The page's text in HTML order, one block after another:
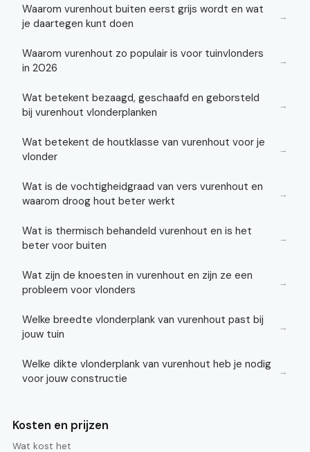
Waarom vurenhout buiten eerst grijs wordt en wat
je daartegen kunt doen
→
Waarom vurenhout zo populair is voor tuinvlonders
in 2026
→
Wat betekent bezaagd, geschaafd en geborsteld
bij vurenhout vlonderplanken
→
Wat betekent de houtklasse van vurenhout voor je
vlonder
→
Wat is de vochtigheidgraad van vers vurenhout en
waarom droog hout beter werkt
→
Wat is thermisch behandeld vurenhout en is het
beter voor buiten
→
Wat zijn de knoesten in vurenhout en zijn ze een
probleem voor vlonders
→
Welke breedte vlonderplank van vurenhout past bij
jouw tuin
→
Welke dikte vlonderplank van vurenhout heb je nodig
voor jouw constructie
→
Kosten en prijzen
Wat kost het